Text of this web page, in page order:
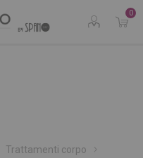
0
Trattamenti corpo